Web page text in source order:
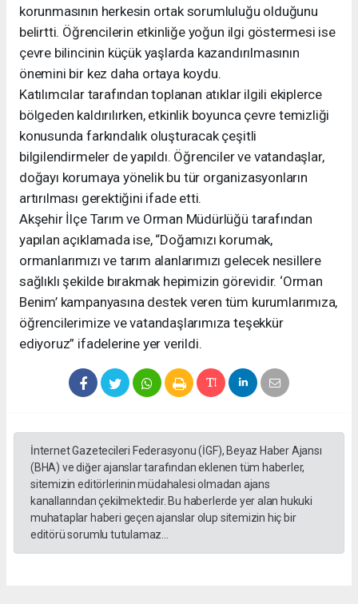
korunmasının herkesin ortak sorumluluğu olduğunu
belirtti. Öğrencilerin etkinliğe yoğun ilgi göstermesi ise
çevre bilincinin küçük yaşlarda kazandırılmasının
önemini bir kez daha ortaya koydu.
Katılımcılar tarafından toplanan atıklar ilgili ekiplerce
bölgeden kaldırılırken, etkinlik boyunca çevre temizliği
konusunda farkındalık oluşturacak çeşitli
bilgilendirmeler de yapıldı. Öğrenciler ve vatandaşlar,
doğayı korumaya yönelik bu tür organizasyonların
artırılması gerektiğini ifade etti.
Akşehir İlçe Tarım ve Orman Müdürlüğü tarafından
yapılan açıklamada ise, “Doğamızı korumak,
ormanlarımızı ve tarım alanlarımızı gelecek nesillere
sağlıklı şekilde bırakmak hepimizin görevidir. ‘Orman
Benim’ kampanyasına destek veren tüm kurumlarımıza,
öğrencilerimize ve vatandaşlarımıza teşekkür
ediyoruz” ifadelerine yer verildi.
İnternet Gazetecileri Federasyonu (İGF), Beyaz Haber Ajansı
(BHA) ve diğer ajanslar tarafından eklenen tüm haberler,
sitemizin editörlerinin müdahalesi olmadan ajans
kanallarından çekilmektedir. Bu haberlerde yer alan hukuki
muhataplar haberi geçen ajanslar olup sitemizin hiç bir
editörü sorumlu tutulamaz...